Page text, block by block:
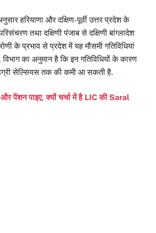
हरियाणा और दक्षिण-पूर्वी उत्तर प्रदेश के
तथा दक्षिणी पंजाब से दक्षिणी बांग्लादेश
के प्रभाव से प्रदेश में यह मौसमी गतिविधियां
का अनुमान है कि इन गतिविधियों के कारण
सेल्सियस तक की कमी आ सकती है.
पेंशन पाइए, क्यों चर्चा में है LIC की Saral